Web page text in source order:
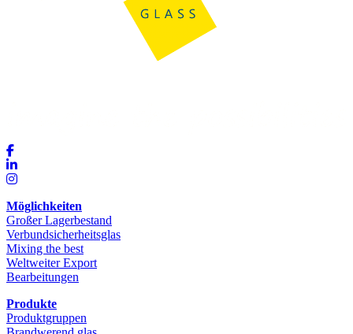
Möglichkeiten
Großer Lagerbestand
Verbundsicherheitsglas
Mixing the best
Weltweiter Export
Bearbeitungen
Produkte
Produktgruppen